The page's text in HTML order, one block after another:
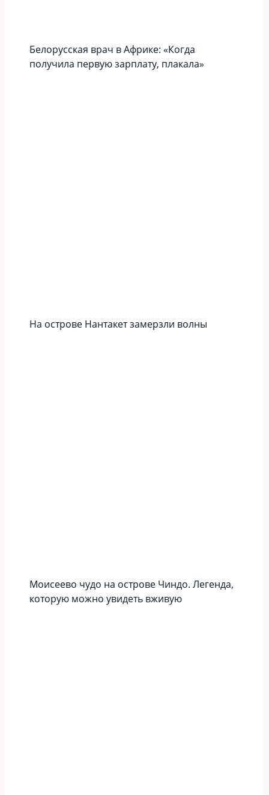
Белорусская врач в Африке: «Когда
получила первую зарплату, плакала»
На острове Нантакет замерзли волны
Моисеево чудо на острове Чиндо. Легенда,
которую можно увидеть вживую